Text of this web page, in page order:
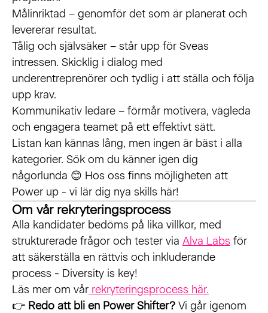
Målinriktad – genomför det som är planerat och
levererar resultat.
Tålig och självsäker – står upp för Sveas
intressen. Skicklig i dialog med
underentreprenörer och tydlig i att ställa och följa
upp krav.
Kommunikativ ledare – förmår motivera, vägleda
och engagera teamet på ett effektivt sätt.
Listan kan kännas lång, men ingen är bäst i alla
kategorier. Sök om du känner igen dig
någorlunda 😊 Hos oss finns möjligheten att
Power up - vi lär dig nya skills här!
Om vår rekryteringsprocess
Alla kandidater bedöms på lika villkor, med
strukturerade frågor och tester via Alva Labs för
att säkerställa en rättvis och inkluderande
process - Diversity is key!
Läs mer om vår rekryteringsprocess här.
👉 Redo att bli en Power Shifter? Vi går igenom